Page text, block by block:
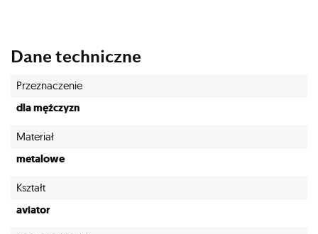
Dane techniczne
Przeznaczenie
dla mężczyzn
Materiał
metalowe
Kształt
aviator